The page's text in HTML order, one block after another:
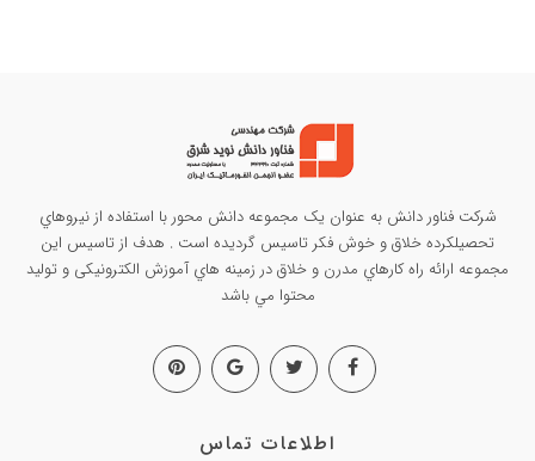
شرکت فناور دانش به عنوان يک مجموعه دانش محور با استفاده از نيروهاي
تحصيلکرده خلاق و خوش فکر تاسيس گرديده است . هدف از تاسيس این
مجموعه ارائه راه کارهاي مدرن و خلاق در زمينه هاي آموزش الکترونیکی و تولید
محتوا مي باشد
اطلاعات تماس